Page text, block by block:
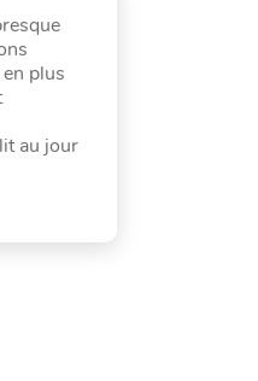
plus
au jour